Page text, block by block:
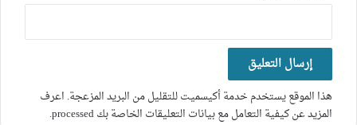
هذا الموقع يستخدم خدمة أكيسميت للتقليل من البريد المزعجة. اعرف
المزيد عن كيفية التعامل مع بيانات التعليقات الخاصة بك processed
.